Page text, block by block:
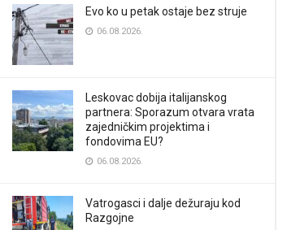
Evo ko u petak ostaje bez struje
06.08.2026.
Leskovac dobija italijanskog
partnera: Sporazum otvara vrata
zajedničkim projektima i
fondovima EU?
06.08.2026.
Vatrogasci i dalje dežuraju kod
Razgojne